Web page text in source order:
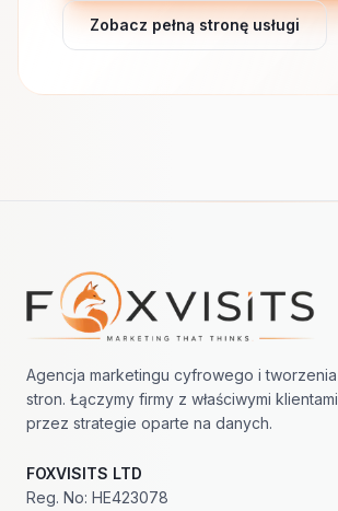
Zobacz pełną stronę usługi
Nawigacja w stopce
Agencja marketingu cyfrowego i tworzenia
stron. Łączymy firmy z właściwymi klientami
przez strategie oparte na danych.
FOXVISITS LTD
Reg. No: HE423078